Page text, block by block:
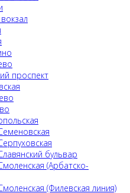
проспект
бульвар
(Арбатско-
(Филевская линия)